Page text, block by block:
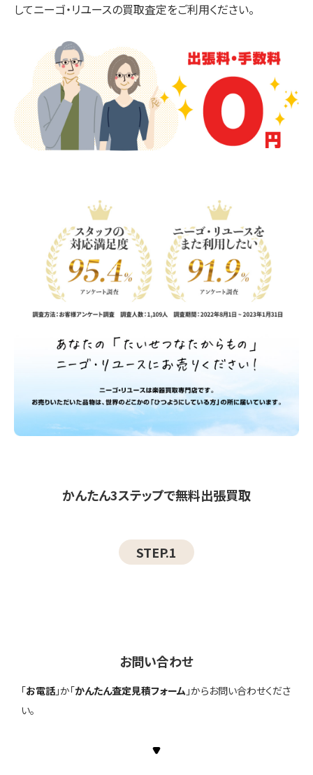
してニーゴ・リユースの買取査定をご利用ください。
かんたん3ステップで無料出張買取
STEP.1
お問い合わせ
「お電話 」か「かんたん査定見積フォーム 」からお問い合わせくださ
い。